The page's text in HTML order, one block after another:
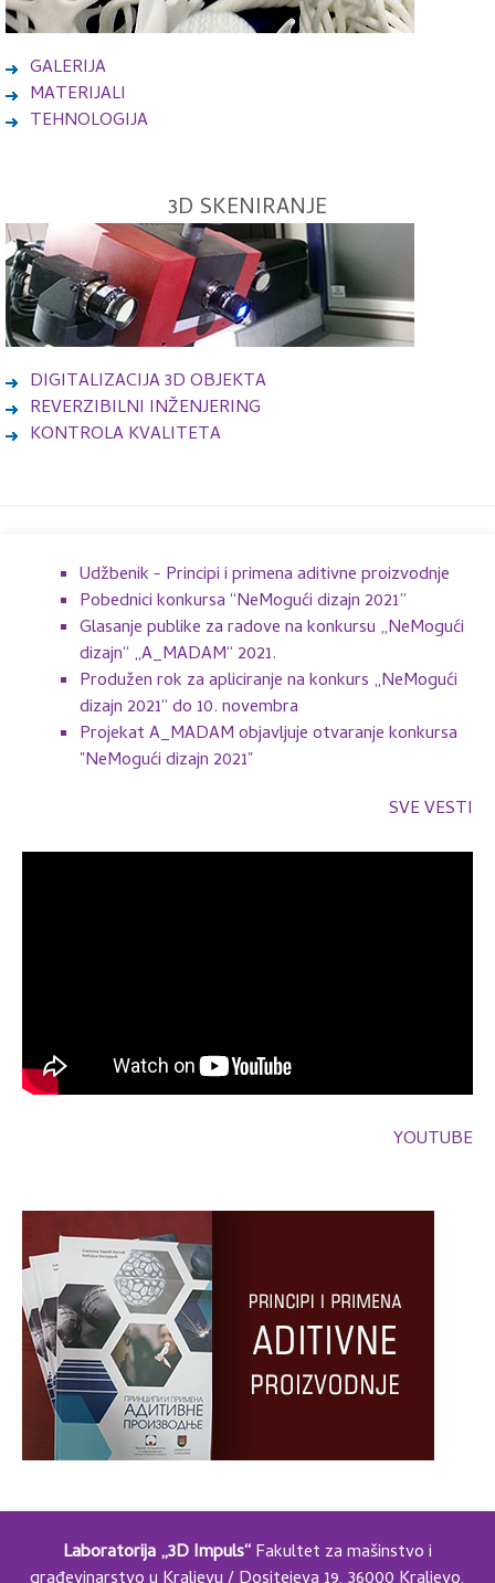
GALERIJA
MATERIJALI
TEHNOLOGIJA
3D SKENIRANJE
DIGITALIZACIJA 3D OBJEKTA
REVERZIBILNI INŽENJERING
KONTROLA KVALITETA
Udžbenik - Principi i primena aditivne proizvodnje
Pobednici konkursa “NeMogući dizajn 2021”
Glasanje publike za radove na konkursu „NeMogući
dizajn“ „A_MADAM“ 2021.
Produžen rok za apliciranje na konkurs „NeMogući
dizajn 2021“ do 10. novembra
Projekat A_MADAM objavljuje otvaranje konkursa
"NeMogući dizajn 2021"
SVE VESTI
YOUTUBE
Laboratorija „3D Impuls“Fakultet za mašinstvo i